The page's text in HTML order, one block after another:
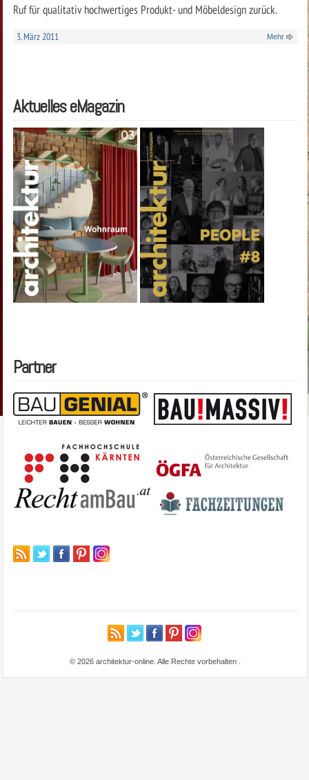
Ruf für qualitativ hochwertiges Produkt- und Möbeldesign zurück.
3. März 2011 Mehr
Aktuelles eMagazin
Partner
© 2026 architektur-online. Alle Rechte vorbehalten .